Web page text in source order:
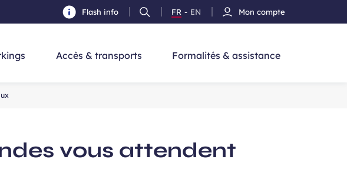
- Aller à la recherche
Flash info
Ouvrir
la
FR
Version
- EN
Mon compte
Accès & transports Formalités & assistance
vous attendent